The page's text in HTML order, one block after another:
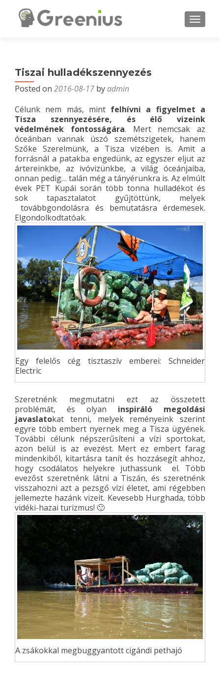
MENU
Tiszai hulladékszennyezés
Posted on 2016-08-17 by admin
Célunk nem más, mint felhívni a figyelmet a
Tisza szennyezésére, és élő vizeink
védelmének fontosságára. Mert nemcsak az
óceánban vannak úszó szemétszigetek, hanem
Szőke Szerelmünk, a Tisza vizében is. Amit a
forrásnál a patakba engedünk, az egyszer eljut az
ártereinkbe, az ivóvizünkbe, a világ óceánjaiba,
onnan pedig… talán még a tányérunkra is. Az elmúlt
évek PET Kupái során több tonna hulladékot és
sok tapasztalatot gyűjtöttünk, melyek
továbbgondolásra és bemutatásra érdemesek.
Elgondolkodtatóak.
Egy felelős cég tisztaszív emberei: Schneider
Electric
Szeretnénk megmutatni ezt az összetett
problémát, és olyan inspiráló megoldási
javaslatokat tenni, melyek reményeink szerint
egyre több embert nyernek meg a Tisza ügyének.
További célunk népszerűsíteni a vízi sportokat,
azon belül is az evezést. Mert ez embert farag
mindenkiből, kitartásra tanít és hozzásegít ahhoz,
hogy csodálatos helyekre juthassunk el. Több
evezőst szeretnénk látni a Tiszán, és szeretnénk
visszahozni azt a pezsgő vízi életet, ami régebben
jellemezte hazánk vizeit. Kevesebb Hurghada, több
vidéki-hazai turizmus! 🙂
A zsákokkal megbuggyantott cigándi pethajó